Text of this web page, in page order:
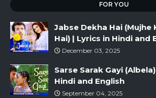
FOR YOU
Jabse Dekha Hai (Mujhe
Hai) | Lyrics in Hindi and
December 03, 2025
Sarse Sarak Gayi
Hindi and English
September 04, 2025